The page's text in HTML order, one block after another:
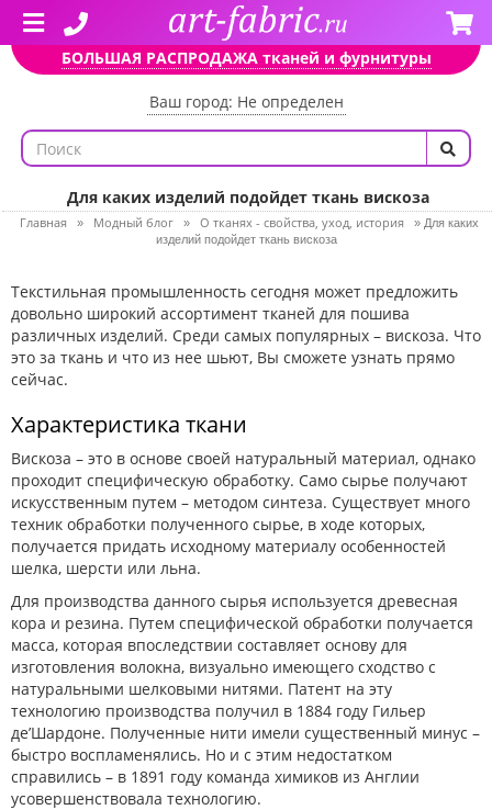
БОЛЬШАЯ РАСПРОДАЖА тканей и фурнитуры
Ваш город: Не определен
Для каких изделий подойдет ткань вискоза
Главная » Модный блог » О тканях - свойства, уход, история » Для каких
изделий подойдет ткань вискоза
Текстильная промышленность сегодня может предложить
довольно широкий ассортимент тканей для пошива
различных изделий. Среди самых популярных – вискоза. Что
это за ткань и что из нее шьют, Вы сможете узнать прямо
сейчас.
Характеристика ткани
Вискоза – это в основе своей натуральный материал, однако
проходит специфическую обработку. Само сырье получают
искусственным путем – методом синтеза. Существует много
техник обработки полученного сырье, в ходе которых,
получается придать исходному материалу особенностей
шелка, шерсти или льна.
Для производства данного сырья используется древесная
кора и резина. Путем специфической обработки получается
масса, которая впоследствии составляет основу для
изготовления волокна, визуально имеющего сходство с
натуральными шелковыми нитями. Патент на эту
технологию производства получил в 1884 году Гильер
де’Шардоне. Полученные нити имели существенный минус –
быстро воспламенялись. Но и с этим недостатком
справились – в 1891 году команда химиков из Англии
усовершенствовала технологию.